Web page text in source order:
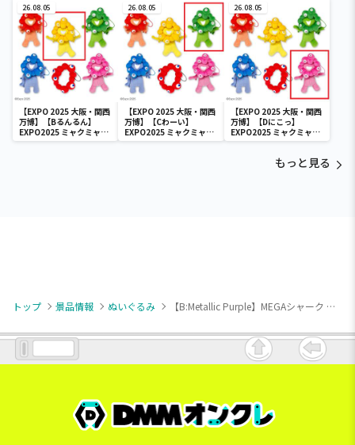
26.08.05
【EXPO 2025 大阪・関西
万博】【Bるんるん】
EXPO2025 ミャクミャク
カラフルゴム紐付きぬい
26.08.05
【EXPO 2025 大阪・関西
万博】【Cわーい】
EXPO2025 ミャクミャク
カラフルゴム紐付きぬい
26.08.05
【EXPO 2025 大阪・関西
万博】【Dにこっ】
EXPO2025 ミャクミャク
カラフルゴム紐付きぬい
もっと見る
トップ 景品情報 ぬいぐるみ 【B:Metallic Purple】MEGAシャーク メタリックVer.2